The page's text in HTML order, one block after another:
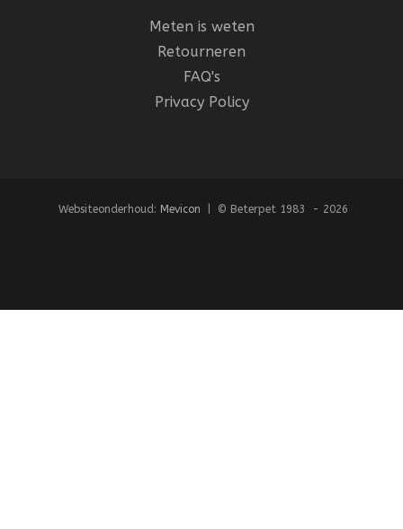
Meten is weten
Retourneren
FAQ's
Privacy Policy
Websiteonderhoud: Mevicon | © Beterpet 1983 - 2026